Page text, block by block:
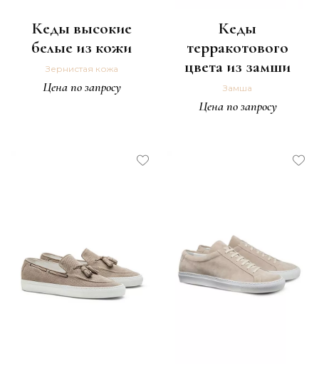
Кеды высокие
белые из кожи
Зернистая кожа
Цена по запросу
Кеды
терракотового
цвета из замши
Замша
Цена по запросу